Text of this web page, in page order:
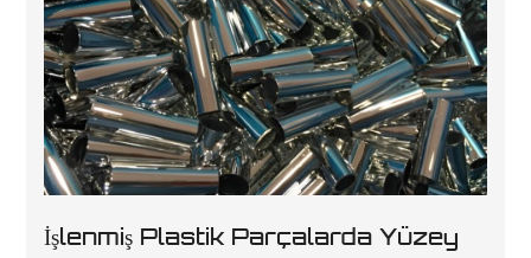
İşlenmiş Plastik Parçalarda Yüzey